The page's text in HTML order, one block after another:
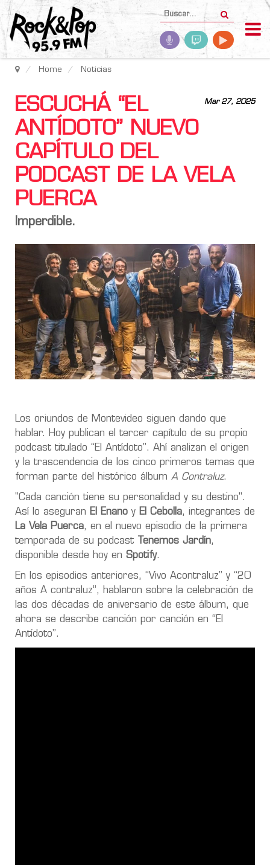
Home Noticias
Mar 27, 2025
ESCUCHÁ “EL
ANTÍDOTO” NUEVO
CAPÍTULO DEL
PODCAST DE LA VELA
PUERCA
Imperdible.
Los oriundos de Montevideo siguen dando que
hablar. Hoy publican el tercer capítulo de su propio
podcast titulado “El Antídoto”. Ahí analizan el origen
y la trascendencia de los cinco primeros temas que
forman parte del histórico álbum A Contraluz.
"Cada canción tiene su personalidad y su destino".
Así lo aseguran El Enano y El Cebolla, integrantes de
La Vela Puerca, en el nuevo episodio de la primera
temporada de su podcast
Tenemos Jardín,
disponible desde hoy en Spotify.
En los episodios anteriores, “Vivo Acontraluz” y “20
años A contraluz”, hablaron sobre la celebración de
las dos décadas de aniversario de este álbum, que
ahora se describe canción por canción en “El
Antídoto”.